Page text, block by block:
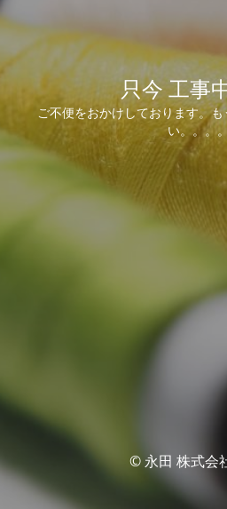
只今 工事
ご不便をおかけしております。
い。。。
© 永田 株式会